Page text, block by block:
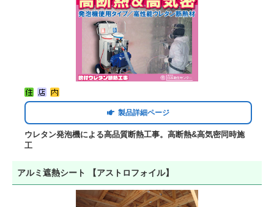
製品詳細ページ
ウレタン発泡機による高品質断熱工事。高断熱&高気密同時施
工
アルミ遮熱シート 【アストロフォイル】